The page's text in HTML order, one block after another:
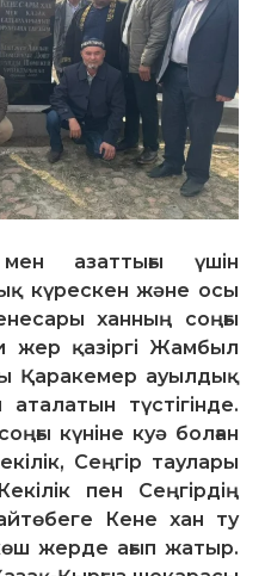
мен азаттығы үшін
күрескен және осы
ханның соңғы
жер қазіргі Жамбыл
Қаракемер ауылдық
түстігінде.
күніне куә болған
Сеңгір таулары
пен Сеңгірдің
Кене хан ту
жерде ағып жатыр.